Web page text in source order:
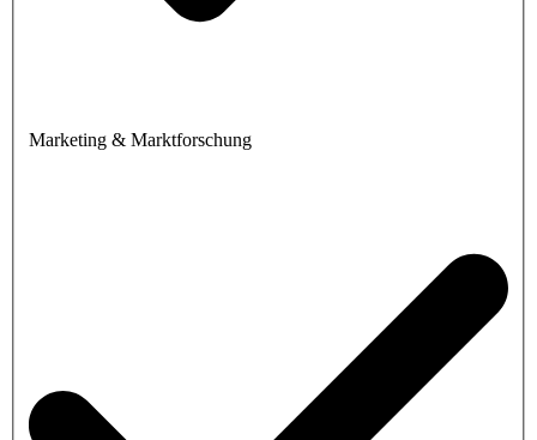
Marketing & Marktforschung